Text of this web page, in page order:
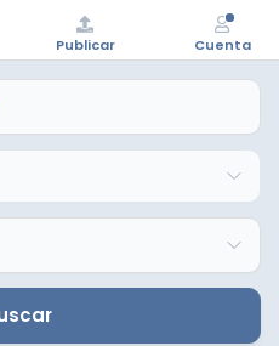
Publicar Cuenta